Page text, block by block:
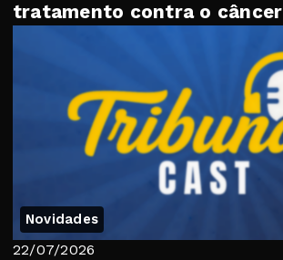
tratamento contra o câncer
Novidades
22/07/2026